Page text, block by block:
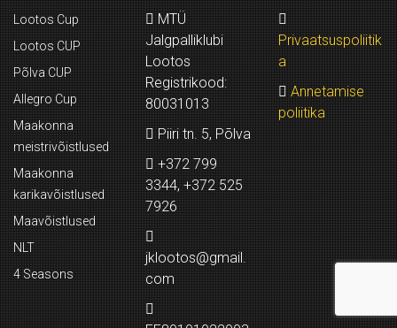
Lootos Cup
Lootos CUP
Põlva CUP
Allegro Cup
Maakonna
meistrivõistlused
Maakonna
karikavõistlused
Maavõistlused
NLT
4 Seasons
MTÜ
Jalgpalliklubi
Lootos
Registrikood:
80031013
Piiri tn. 5, Põlva
+372 799
3344, +372 525
7926
jklootos@gmail.
com
Privaatsuspoliitik
a
Annetamise
poliitika